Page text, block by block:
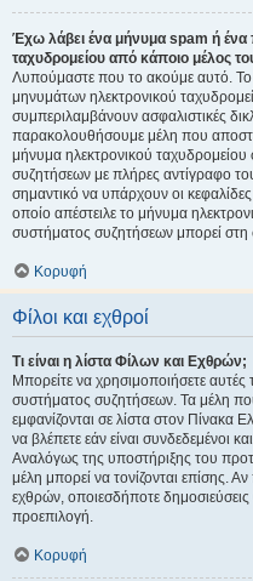
Έχω λάβει ένα μήνυμα spam ή ένα
ταχυδρομείου από κάποιο μέλος
Λυπούμαστε που το ακούμε αυτό. Το
μηνυμάτων ηλεκτρονικού
συμπεριλαμβάνουν ασφαλιστικές
παρακολουθήσουμε μέλη που
μήνυμα ηλεκτρονικού ταχυδρομείου
συζητήσεων με πλήρες αντίγραφο
σημαντικό να υπάρχουν οι
οποίο απέστειλε το μήνυμα
συστήματος συζητήσεων μπορεί στη
Κορυφή
Φίλοι και εχθροί
Τι είναι η λίστα Φίλων και Εχθρών;
Μπορείτε να χρησιμοποιήσετε αυτές
συστήματος συζητήσεων. Τα μέλη
εμφανίζονται σε λίστα στον
να βλέπετε εάν είναι συνδεδεμένοι
Αναλόγως της υποστήριξης του
μέλη μπορεί να τονίζονται επίσης.
εχθρών, οποιεσδήποτε
προεπιλογή.
Κορυφή